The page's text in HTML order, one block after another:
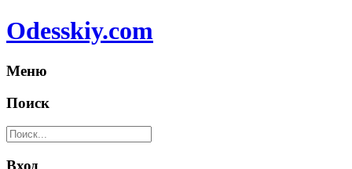
Odesskiy.com
Меню
Поиск
Вход